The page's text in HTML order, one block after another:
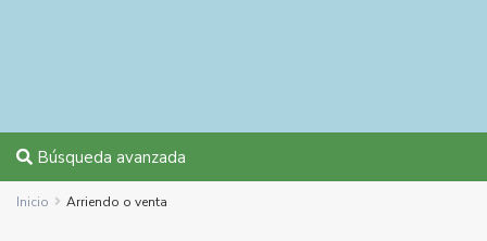
Búsqueda avanzada
Inicio Arriendo o venta